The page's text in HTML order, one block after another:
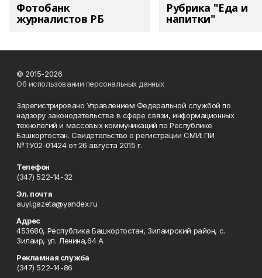
Фотобанк
журналистов РБ
Рубрика "Еда и
напитки"
© 2015-2026
Об использовании персональных данных
Зарегистрировано Управлением Федеральной службой по
надзору законодательства в сфере связи, информационных
технологий и массовых коммуникаций по Республике
Башкортостан. Свидетельство о регистрации СМИ: ПИ
№ТУ02-01424 от 26 августа 2015 г.
Телефон
(347) 522-14-32
Эл. почта
auyl.gazeta@yandex.ru
Адрес
453680, Республика Башкортостан, Зилаирский район, с.
Зилаир, ул. Ленина,64 А
Рекламная служба
(347) 522-14-86